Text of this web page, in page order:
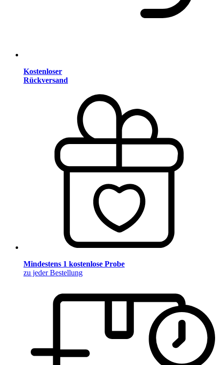
Kostenloser
Rückversand
Mindestens 1 kostenlose Probe
zu jeder Bestellung